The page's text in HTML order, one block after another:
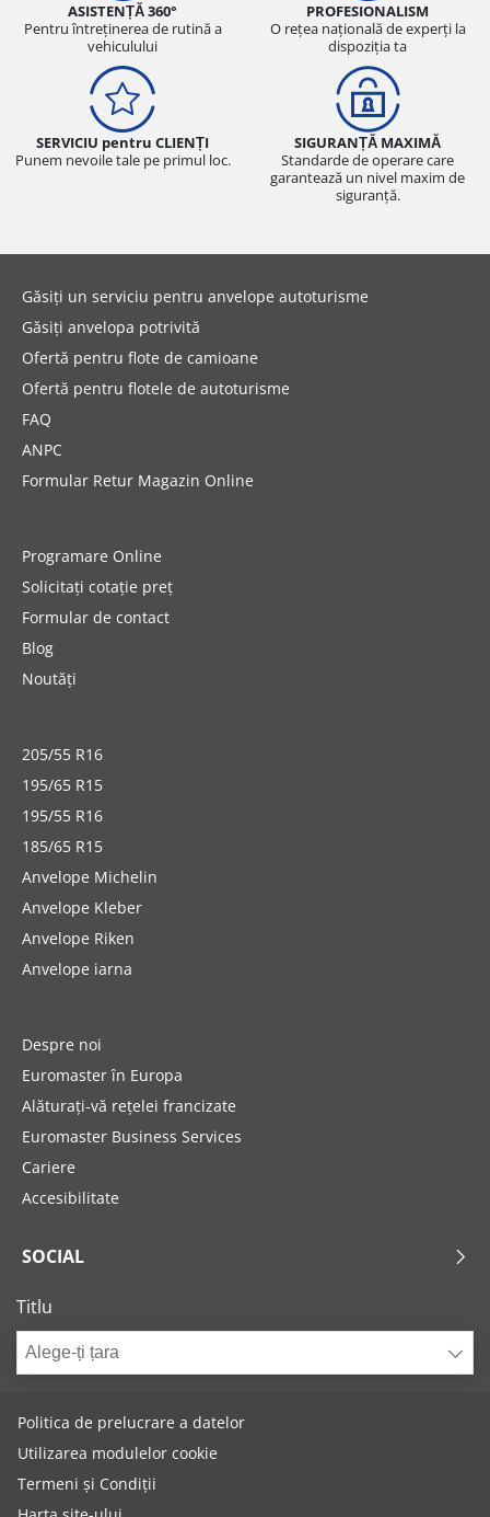
ASISTENȚĂ 360°
Pentru întreținerea de rutină a
vehiculului
PROFESIONALISM
O rețea națională de experți la
dispoziția ta
SERVICIU pentru CLIENȚI
Punem nevoile tale pe primul loc.
SIGURANȚĂ MAXIMĂ
Standarde de operare care
garantează un nivel maxim de
siguranță.
Găsiți un serviciu pentru anvelope autoturisme
Găsiți anvelopa potrivită
Ofertă pentru flote de camioane
Ofertă pentru flotele de autoturisme
FAQ
ANPC
Formular Retur Magazin Online
Programare Online
Solicitați cotație preț
Formular de contact
Blog
Noutăți
205/55 R16
195/65 R15
195/55 R16
185/65 R15
Anvelope Michelin
Anvelope Kleber
Anvelope Riken
Anvelope iarna
Despre noi
Euromaster în Europa
Alăturați-vă rețelei francizate
Euromaster Business Services
Cariere
Accesibilitate
SOCIAL
Titlu
Alege-ți țara
Politica de prelucrare a datelor
Utilizarea modulelor cookie
Termeni și Condiții